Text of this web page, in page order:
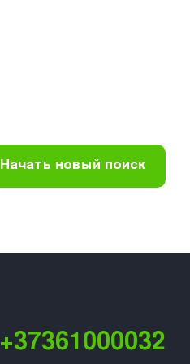
Начать новый поиск
+37361000032